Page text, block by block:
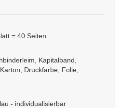
= 40 Seiten
Kapitalband,
Druckfarbe, Folie,
- individualisierbar